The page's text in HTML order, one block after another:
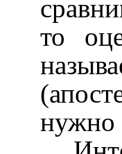
то
нужно